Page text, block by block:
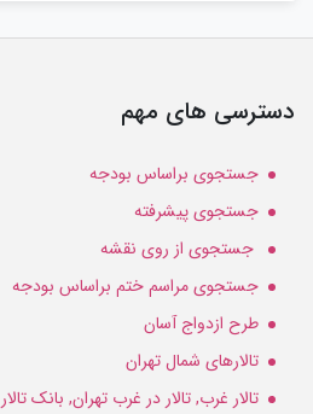
دسترسی های مهم
جستجوی براساس بودجه
جستجوی پیشرفته
جستجوی از روی نقشه
جستجوی مراسم ختم براساس بودجه
طرح ازدواج آسان
تالارهای شمال تهران
تالار غرب, تالار در غرب تهران, بانک تالار